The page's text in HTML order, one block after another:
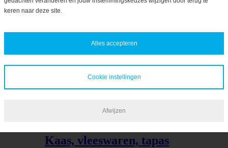
Bekijk alles
Biologisch
Bekijk alles
Kaas, vleeswaren, tapas
keren naar deze site.
Alles accepteren
Cookie instellingen
Afwijzen